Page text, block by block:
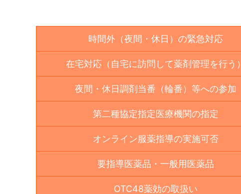
時間外（夜間・休日）の緊急対応
在宅対応（自宅に訪問して薬剤管理を行う）
夜間・休日調剤当番（輪番）等への参加
第二種協定指定医療機関の指定
オンライン服薬指導の実施可否
要指導医薬品・一般用医薬品
OTC48薬効の取扱い